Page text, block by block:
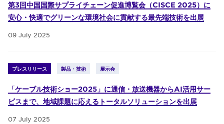
第3回中国国際サプライチェーン促進博覧会（CISCE 2025）に
安心・快適でグリーンな環境社会に貢献する最先端技術を出展
09 July 2025
プレスリリース 製品・技術 展示会
「ケーブル技術ショー2025」に通信・放送機器からAI活用サー
ビスまで、地域課題に応えるトータルソリューションを出展
07 July 2025